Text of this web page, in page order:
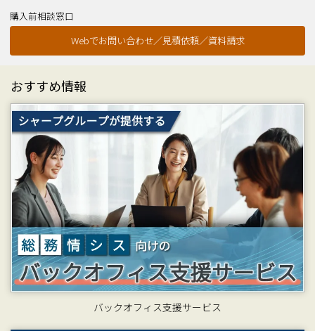
購入前相談窓口
Webでお問い合わせ／見積依頼／資料請求
おすすめ情報
バックオフィス支援サービス